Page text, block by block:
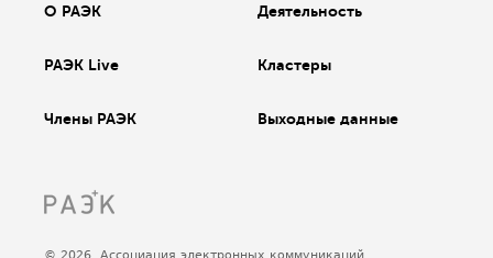
О РАЭК Деятельность
РАЭК Live Кластеры
Члены РАЭК Выходные данные